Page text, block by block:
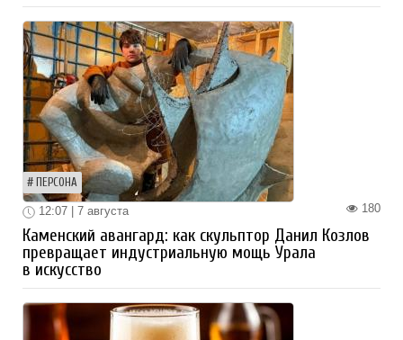
ПЕРСОНА
180
12:07 | 7 августа
Каменский авангард: как скульптор Данил Козлов
превращает индустриальную мощь Урала
в искусство